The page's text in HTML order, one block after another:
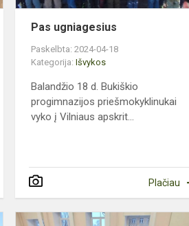
Pas ugniagesius
Paskelbta: 2024-04-18
Kategorija:Išvykos
Balandžio 18 d. Bukiškio
progimnazijos priešmokyklinukai
vyko į Vilniaus apskrit...
Plačiau
Mūsų